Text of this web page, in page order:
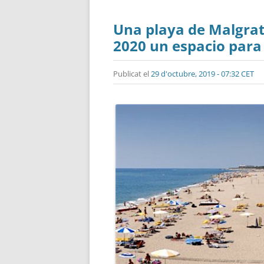
Una playa de
2020 un espacio
Publicat el29 d'octubre, 2019 - 07:32 CET